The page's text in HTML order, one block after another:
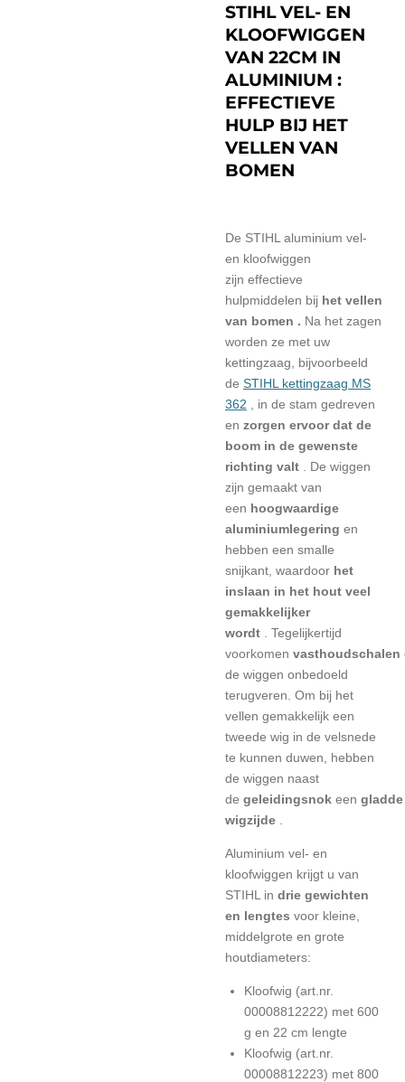
STIHL VEL- EN
KLOOFWIGGEN
VAN 22CM IN
ALUMINIUM :
EFFECTIEVE
HULP BIJ HET
VELLEN VAN
BOMEN
De STIHL aluminium vel-
en kloofwiggen
zijn effectieve
hulpmiddelen bij het vellen
van bomen . Na het zagen
worden ze met uw
kettingzaag, bijvoorbeeld
de STIHL kettingzaag MS
362
, in de stam gedreven
en zorgen ervoor dat de
boom in de gewenste
richting valt
De wiggen
zijn gemaakt van
een hoogwaardige
aluminiumlegering en
hebben een smalle
snijkant, waardoor het
inslaan in het hout veel
gemakkelijker
wordt
Tegelijkertijd
voorkomen vasthoudschalen
de wiggen onbedoeld
terugveren. Om bij het
vellen gemakkelijk een
tweede wig in de velsnede
te kunnen duwen, hebben
de wiggen naast
de geleidingsnok een gladde
wigzijde
Aluminium vel- en
kloofwiggen krijgt u van
STIHL in drie gewichten
en lengtes voor kleine,
middelgrote en grote
houtdiameters:
Kloofwig (art.nr.
00008812222) met 600
g en 22 cm lengte
Kloofwig (art.nr.
00008812223) met 800